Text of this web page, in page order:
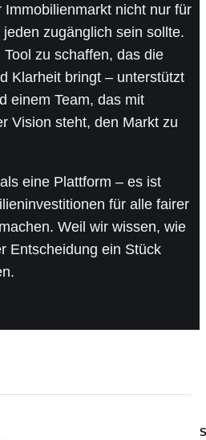
nicht nur für
zugänglich sein sollte.
zu schaffen, das die
Klarheit bringt – unterstützt
einem Team, das mit
Vision steht, den Markt zu
eine Plattform – es ist
für alle fairer
Weil wir wissen, wie
Entscheidung ein Stück